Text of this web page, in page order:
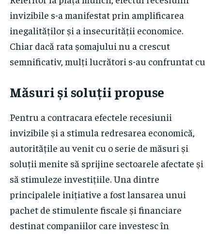
invizibile s-a manifestat prin amplificarea
inegalităților și a insecurității economice.
Chiar dacă rata șomajului nu a crescut
semnificativ, mulți lucrători s-au confruntat cu
Măsuri și soluții propuse
Pentru a contracara efectele recesiunii
invizibile și a stimula redresarea economică,
autoritățile au venit cu o serie de măsuri și
soluții menite să sprijine sectoarele afectate și
să stimuleze investițiile. Una dintre
principalele inițiative a fost lansarea unui
pachet de stimulente fiscale și financiare
destinat companiilor care investesc în